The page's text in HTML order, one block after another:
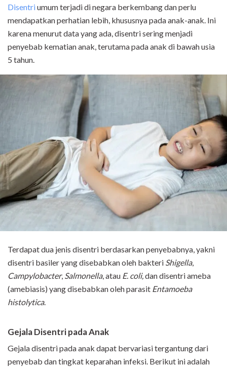
Disentriumum terjadi di negara berkembang dan perlu
mendapatkan perhatian lebih, khususnya pada anak-anak. Ini
karena menurut data yang ada, disentri sering menjadi
penyebab kematian anak, terutama pada anak di bawah usia
5 tahun.
Terdapat dua jenis disentri berdasarkan penyebabnya, yakni
disentri basiler yang disebabkan oleh bakteri Shigella,
Campylobacter, Salmonella, atau E. coli,dan disentri ameba
(amebiasis) yang disebabkan oleh parasit Entamoeba
histolytica.
Gejala Disentri pada Anak
Gejala disentri pada anak dapat bervariasi tergantung dari
penyebab dan tingkat keparahan infeksi. Berikut ini adalah